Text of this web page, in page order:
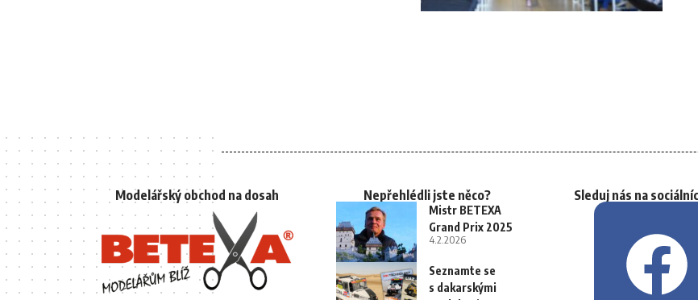
Modelářský obchod na dosah Nepřehlédli jste něco?
Mistr BETEXA
Grand Prix 2025
4.2.2026
Seznamte se
s dakarskými
Sleduj nás na